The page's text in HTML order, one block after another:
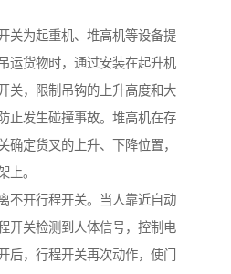
关为起重机、堆高机等设备提
运货物时，通过安装在起升机
关，限制吊钩的上升高度和大
止发生碰撞事故。堆高机在存
确定货叉的上升、下降位置，
上。
不开行程开关。当人靠近自动
开关检测到人体信号，控制电
后，行程开关再次动作，使门